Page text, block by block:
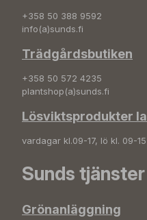
+358 50 388 9592
info(a)sunds.fi
Trädgårdsbutiken
+358 50 572 4235
plantshop(a)sunds.fi
Lösviktsprodukter
vardagar kl.09-17, lö kl. 09-15
Sunds tjänster
Grönanläggning